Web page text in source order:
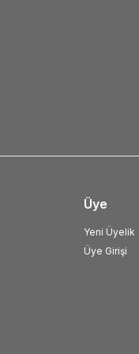
Üye
Yeni Üyelik
Üye Girişi